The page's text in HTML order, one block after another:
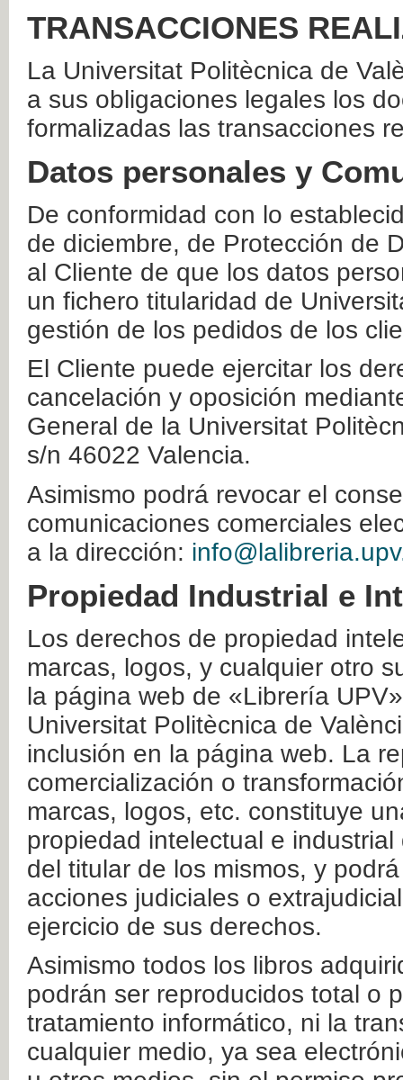
TRANSACCIONES
La Universitat Politècnica de
a sus obligaciones legales los
formalizadas las transacciones
Datos personales y
De conformidad con lo
de diciembre, de Protección de
al Cliente de que los datos
un fichero titularidad de
gestión de los pedidos de los
El Cliente puede ejercitar los
cancelación y oposición
General de la Universitat
s/n 46022 Valencia.
Asimismo podrá revocar el
comunicaciones comerciales
a la dirección:
Propiedad Industrial e
Los derechos de propiedad
marcas, logos, y cualquier otro
la página web de «Librería
Universitat Politècnica de
inclusión en la página web. La
comercialización o
marcas, logos, etc. constituye
propiedad intelectual e
del titular de los mismos, y
acciones judiciales o
ejercicio de sus derechos.
Asimismo todos los libros
podrán ser reproducidos total o
tratamiento informático, ni la
cualquier medio, ya sea